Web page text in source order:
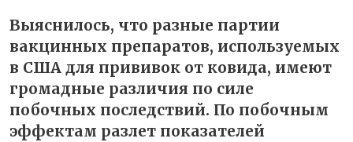
Выяснилось, что разные партии
вакцинных препаратов, используемых
в США для прививок от ковида, имеют
громадные различия по силе
побочных последствий. По побочным
эффектам разлет показателей